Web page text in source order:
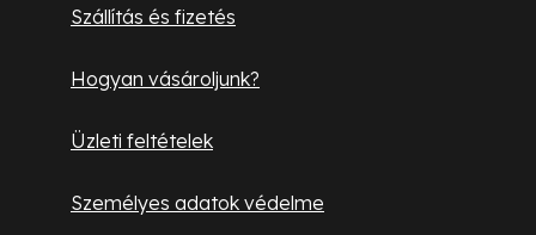
Szállítás és fizetés
Hogyan vásároljunk?
Üzleti feltételek
Személyes adatok védelme